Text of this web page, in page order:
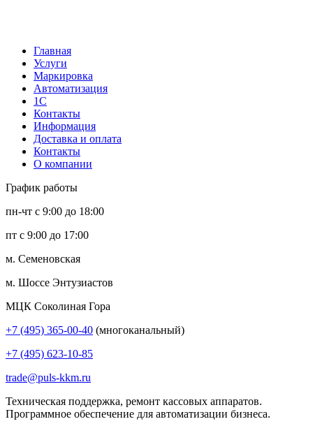
Главная
Услуги
Маркировка
Автоматизация
1С
Контакты
Информация
Доставка и оплата
Контакты
О компании
График работы
пн-чт с 9:00 до 18:00
пт с 9:00 до 17:00
м. Семеновская
м. Шоссе Энтузиастов
МЦК Соколиная Гора
+7 (495) 365-00-40 (многоканальный)
+7 (495) 623-10-85
trade@puls-kkm.ru
Техническая поддержка, ремонт кассовых аппаратов.
Программное обеспечение для автоматизации бизнеса.